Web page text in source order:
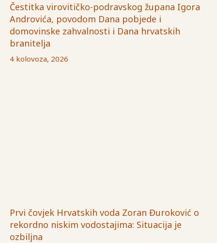
Čestitka virovitičko-podravskog župana Igora
Androvića, povodom Dana pobjede i
domovinske zahvalnosti i Dana hrvatskih
branitelja
4 kolovoza, 2026
Prvi čovjek Hrvatskih voda Zoran Đuroković o
rekordno niskim vodostajima: Situacija je
ozbiljna